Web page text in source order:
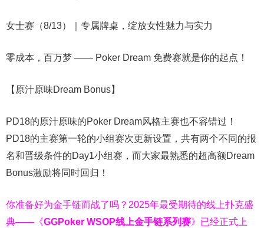
女士赛（8/13）｜专属牌桌，绽放女性魅力与实力
零成本，百万梦 —— Poker Dream 免费赛就是你的起点！
【原汁原味Dream Bonus】
PD18的原汁原味的Poker Dream风格主赛也不容错过！
PD18的主赛第一轮的小组赛次更新设置，共有两个不同的报
名和晋级条件的Day1小组赛，而大家最熟悉的超高额Dream
Bonus激励将同时回归！
你准备好为金手链而战了吗？2025年最受期待的线上扑克盛
典—— 《GGPoker WSOP线上金手链系列赛》 已经正式上